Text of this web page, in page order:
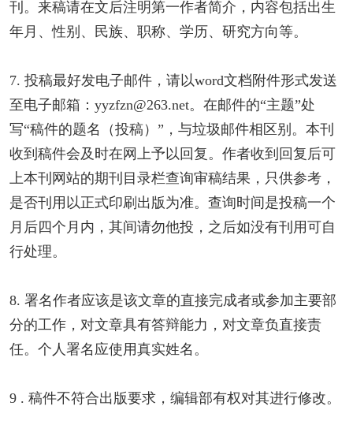
刊。来稿请在文后注明第一作者简介，内容包括出生
年月、性别、民族、职称、学历、研究方向等。
7. 投稿最好发电子邮件，请以word文档附件形式发送
至电子邮箱：yyzfzn@263.net。在邮件的“主题”处
写“稿件的题名（投稿）”，与垃圾邮件相区别。本刊
收到稿件会及时在网上予以回复。作者收到回复后可
上本刊网站的期刊目录栏查询审稿结果，只供参考，
是否刊用以正式印刷出版为准。查询时间是投稿一个
月后四个月内，其间请勿他投，之后如没有刊用可自
行处理。
8. 署名作者应该是该文章的直接完成者或参加主要部
分的工作，对文章具有答辩能力，对文章负直接责
任。个人署名应使用真实姓名。
9 . 稿件不符合出版要求，编辑部有权对其进行修改。